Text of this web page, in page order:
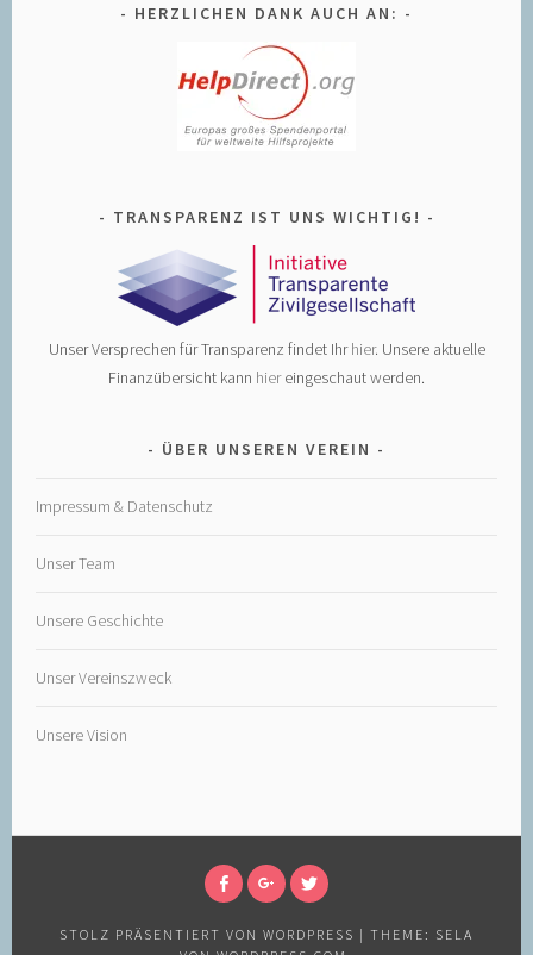
HERZLICHEN DANK AUCH AN:
TRANSPARENZ IST UNS WICHTIG!
Unser Versprechen für Transparenz findet Ihrhier. Unsere aktuelle
Finanzübersicht kann hiereingeschaut werden.
ÜBER UNSEREN VEREIN
Impressum & Datenschutz
Unser Team
Unsere Geschichte
Unser Vereinszweck
Unsere Vision
UNS UNS UNS
STOLZ PRÄSENTIERT VON WORDPRESS | THEME: SELA